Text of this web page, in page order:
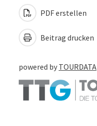
PDF erstellen
Beitrag drucken
powered by TOURDATA